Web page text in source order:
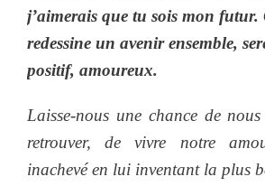
j’aimerais que tu sois mon futur.
redessine un avenir ensemble,
positif, amoureux.
Laisse-nous une chance de
retrouver, de vivre notre
inachevé en lui inventant la plus